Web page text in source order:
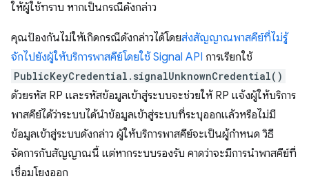
ให้ผู้ใช้ทราบ หากเป็นกรณีดังกล่าว
คุณป้องกันไม่ให้เกิดกรณีดังกล่าวได้โดยส่งสัญญาณพาสคีย์ที่ไม่รู้
จักไปยังผู้ให้บริการพาสคีย์โดยใช้ Signal API การเรียกใช้
PublicKeyCredential.signalUnknownCredential()
ด้วยรหัส RP และรหัสข้อมูลเข้าสู่ระบบจะช่วยให้ RP แจ้งผู้ให้บริการ
พาสคีย์ได้ว่าระบบได้นำข้อมูลเข้าสู่ระบบที่ระบุออกแล้วหรือไม่มี
ข้อมูลเข้าสู่ระบบดังกล่าว ผู้ให้บริการพาสคีย์จะเป็นผู้กำหนด วิธี
จัดการกับสัญญาณนี้ แต่หากระบบรองรับ คาดว่าจะมีการนำพาสคีย์ที่
เชื่อมโยงออก